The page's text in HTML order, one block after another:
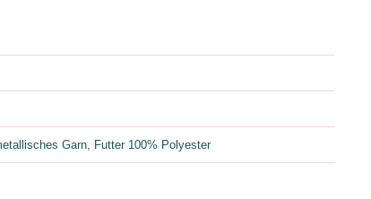
Garn, Futter 100% Polyester